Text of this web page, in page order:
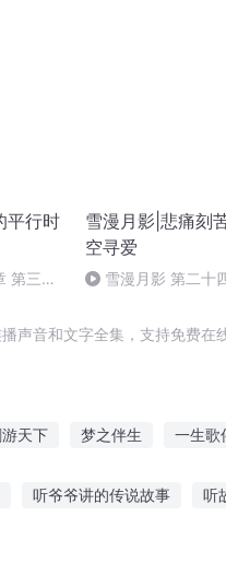
平行时
第三重
雪漫月影|悲痛刻
空寻爱
雪漫月影 第二十
声音和文字全集，支持免费在
天下 梦之伴生 一生歌
听爷爷讲的传说故事 听